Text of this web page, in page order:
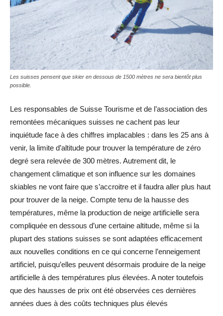
Les suisses pensent que skier en dessous de 1500 mètres ne sera bientôt plus
possible.
Les responsables de Suisse Tourisme et de l’association des
remontées mécaniques suisses ne cachent pas leur
inquiétude face à des chiffres implacables : dans les 25 ans à
venir, la limite d’altitude pour trouver la température de zéro
degré sera relevée de 300 mètres. Autrement dit, le
changement climatique et son influence sur les domaines
skiables ne vont faire que s’accroitre et il faudra aller plus haut
pour trouver de la neige. Compte tenu de la hausse des
températures, même la production de neige artificielle sera
compliquée en dessous d’une certaine altitude, même si la
plupart des stations suisses se sont adaptées efficacement
aux nouvelles conditions en ce qui concerne l’enneigement
artificiel, puisqu’elles peuvent désormais produire de la neige
artificielle à des températures plus élevées. A noter toutefois
que des hausses de prix ont été observées ces dernières
années dues à des coûts techniques plus élevés